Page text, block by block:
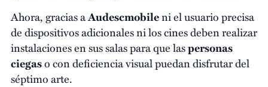
Ahora, gracias aAudescmobileni el usuario precisa
de dispositivos adicionales ni los cines deben realizar
instalaciones en sus salas para que laspersonas
ciegaso con deficiencia visual puedan disfrutar del
séptimo arte.